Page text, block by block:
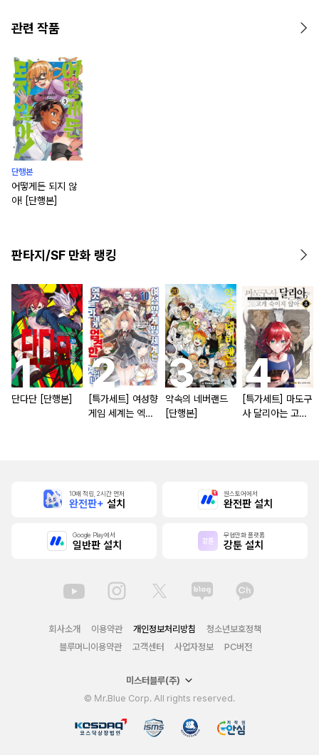
관련 작품
단행본
어떻게든 되지 않
아! [단행본]
판타지/SF 만화 랭킹
단다단 [단행본]
[특가세트] 여성향
게임 세계는 엑스
약속의 네버랜드
[단행본]
[특가세트] 마도구
사 달리아는 고개
10배 적립, 2시간 먼저
완전판+ 설치
원스토어에서
완전판 설치
Google Play에서
일반판 설치
무협만화 플랫폼
강툰 설치
회사소개 이용약관 개인정보처리방침
청소년보호정책
블루머니이용약관
고객센터 사업자정보 PC버전
미스터블루(주)
© Mr.Blue Corp. All rights reserved.